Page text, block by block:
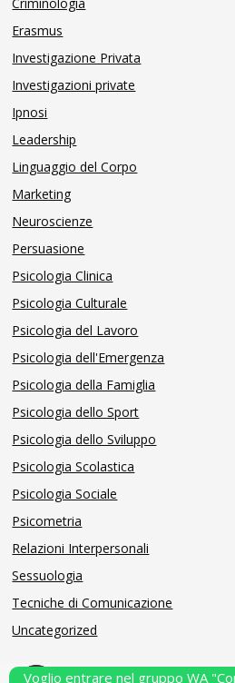
Erasmus
Investigazione Privata
Investigazioni private
Ipnosi
Leadership
Linguaggio del Corpo
Marketing
Neuroscienze
Persuasione
Psicologia Clinica
Psicologia Culturale
Psicologia del Lavoro
Psicologia dell'Emergenza
Psicologia della Famiglia
Psicologia dello Sport
Psicologia dello Sviluppo
Psicologia Scolastica
Psicologia Sociale
Psicometria
Relazioni Interpersonali
Sessuologia
Tecniche di Comunicazione
Uncategorized
Voglio entrare nel gruppo WA